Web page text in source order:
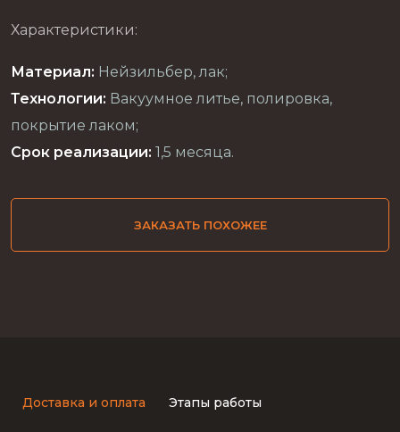
Характеристики:
Материал: Нейзильбер, лак;
Технологии: Вакуумное литье, полировка,
покрытие лаком;
Срок реализации: 1,5 месяца.
ЗАКАЗАТЬ ПОХОЖЕЕ
Доставка и оплата Этапы работы